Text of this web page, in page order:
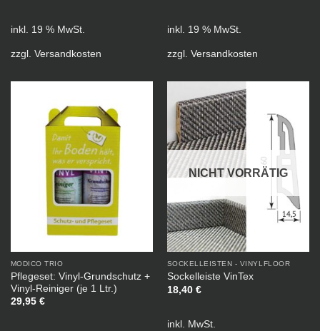
inkl. 19 % MwSt.
zzgl. Versandkosten
inkl. 19 % MwSt.
zzgl. Versandkosten
MODICO TRIO
Pflegeset: Vinyl-Grundschutz +
Vinyl-Reiniger (je 1 Ltr.)
29,95 €
NICHT VORRÄTIG
SOCKELLEISTEN - VINYLFLOOR
Sockelleiste VinTex
18,40 €
inkl. MwSt.